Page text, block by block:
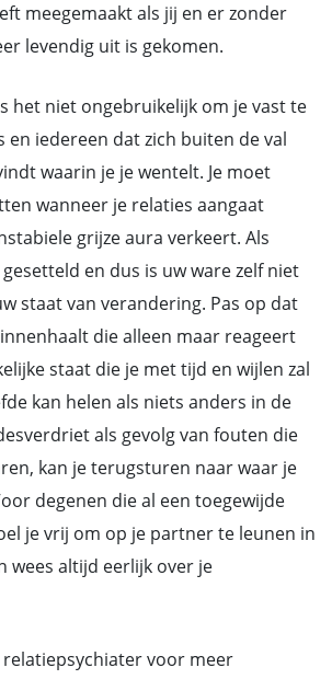
meegemaakt als jij en er zonder
levendig uit is gekomen.
het niet ongebruikelijk om je vast te
en iedereen dat zich buiten de val
waarin je je wentelt. Je moet
wanneer je relaties aangaat
grijze aura verkeert. Als
en dus is uw ware zelf niet
staat van verandering. Pas op dat
die alleen maar reageert
staat die je met tijd en wijlen zal
kan helen als niets anders in de
als gevolg van fouten die
kan je terugsturen naar waar je
degenen die al een toegewijde
je vrij om op je partner te leunen in
wees altijd eerlijk over je
relatiepsychiater voor meer